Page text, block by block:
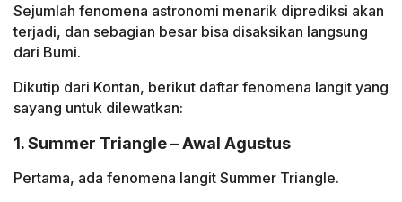
Sejumlah fenomena astronomi menarik diprediksi akan
terjadi, dan sebagian besar bisa disaksikan langsung
dari Bumi.
Dikutip dari Kontan, berikut daftar fenomena langit yang
sayang untuk dilewatkan:
1. Summer Triangle – Awal Agustus
Pertama, ada fenomena langit Summer Triangle.